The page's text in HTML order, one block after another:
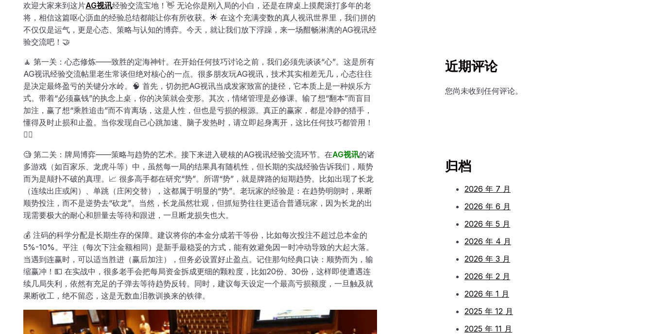
欢迎大家来到这片AG视讯经验交流宝地！👋 无论你是刚入局的小白，还是在牌桌上摸爬滚打多年的老
将，相信这篇呕心沥血的经验总结都能让你有所收获。🌟 在这个充满变数的真人视讯世界里，我们拼的
不仅仅是运气，更是心态、策略与认知的博弈。今天，就让我们放下浮躁，来一场酣畅淋漓的AG视讯经
验交流吧！🤝
🧘 第一关：心态修炼——致胜的定海神针。在开始任何技巧讨论之前，我们必须先谈谈“心”。这是所有
AG视讯经验交流帖里老生常谈但绝对核心的一点。很多朋友玩AG视讯，技术其实相差无几，心态往往
是决定最终盈亏的关键分水岭。🧠 首先，切勿把AG视讯当成发家致富的捷径，它本质上是一种娱乐方
式。带着“必须赢钱”的执念上桌，你的决策就会变形。其次，情绪管理是必修课。输了想“翻本”而盲目
加注，赢了想“乘胜追击”而不肯离场，这是人性，但也是亏损的根源。真正的赢家，都是冷静的猎手，
懂得及时止损和止盈。当你发现自己心跳加速、脑子发热时，请立即起身离开，这比任何技巧都管用！
💆‍♂️
🧐 第二关：牌局博弈——策略与趋势的艺术。接下来进入硬核的AG视讯经验交流环节。在AG视讯的诸
多游戏（如百家乐、龙虎斗等）中，虽然每一局的结果具有随机性，但长期的实战经验告诉我们，顺势
而为是颠扑不破的真理。📈 很多高手都在研究“势”。所谓“势”，就是牌路的短期趋势。比如出现了长龙
（连续出庄或闲）、单跳（庄闲交替），这都属于明显的“势”。老玩家的经验是：在趋势明朗时，果断
顺势投注，而不是逆势去“砍龙”。当然，长龙虽然壮观，但抓短势往往更适合普通玩家，因为长龙的出
现需要极大的耐心和胆量去等待和跟进，一旦断龙损失也大。
💰 注码的科学分配是长期生存的保障。建议将你的本金分成若干等份，比如每次投注不超过总本金的
5%-10%。平注（每次下注金额相同）是新手最稳妥的方式，能有效避免因一时冲动导致的大起大落。
当遇到连赢时，可以适当胜进（赢后加注），但务必设置好止盈点。记住那句经典口诀：顺势而为，输
缩赢冲！💵 在实战中，很多老手会把每局资金拆成更细的颗粒度，比如20份、30份，这样即使遭遇连
续几局失利，依然有充足的子弹去等待趋势反转。同时，建议每天设定一个最高亏损额度，一旦触及就
果断收工，绝不留恋，这是无数血泪教训换来的铁律。
近期评论
您尚未收到任何评论。
归档
2026 年 7 月
2026 年 6 月
2026 年 5 月
2026 年 4 月
2026 年 3 月
2026 年 2 月
2026 年 1 月
2025 年 12 月
2025 年 11 月